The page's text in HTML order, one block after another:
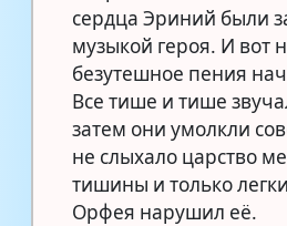
сердца Эриний были
музыкой героя. И вот
безутешное пения
Все тише и тише
затем они умолкли
не слыхало царство
тишины и только
Орфея нарушил её.